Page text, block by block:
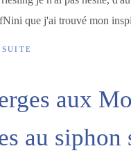
que j'ai trouvé mon
aux
au